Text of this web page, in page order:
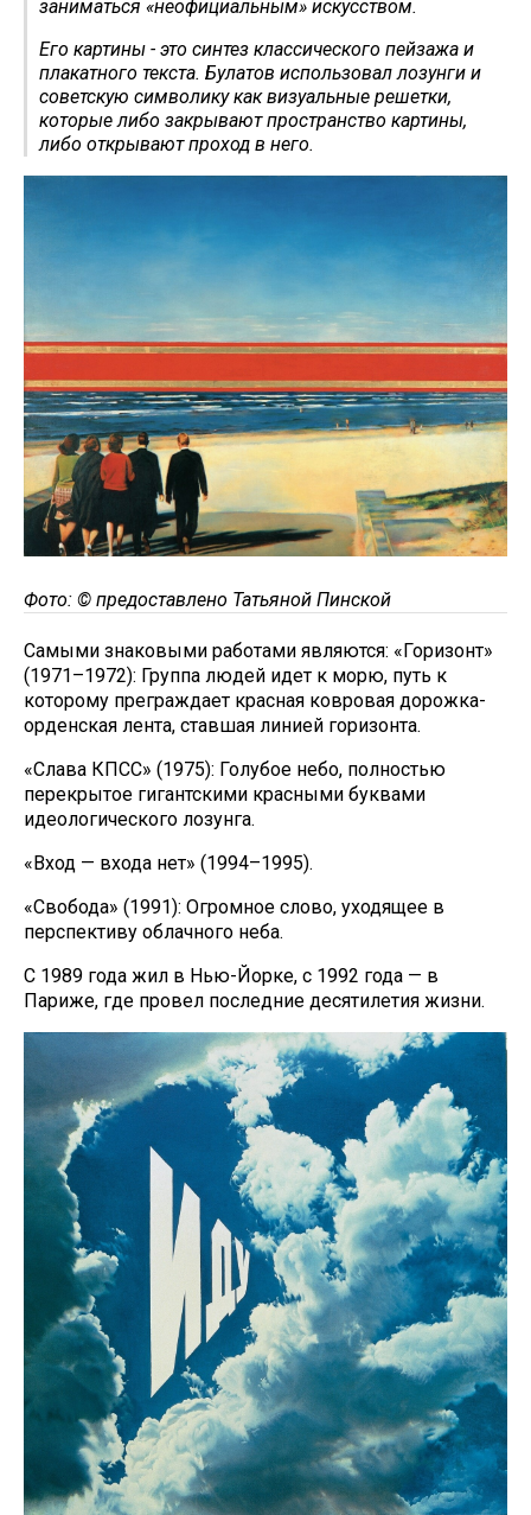
заниматься «неофициальным» искусством.
Его картины - это синтез классического пейзажа и
плакатного текста. Булатов использовал лозунги и
советскую символику как визуальные решетки,
которые либо закрывают пространство картины,
либо открывают проход в него.
Фото: © предоставлено Татьяной Пинской
Самыми знаковыми работами являются: «Горизонт»
(1971–1972): Группа людей идет к морю, путь к
которому преграждает красная ковровая дорожка-
орденская лента, ставшая линией горизонта.
«Слава КПСС» (1975): Голубое небо, полностью
перекрытое гигантскими красными буквами
идеологического лозунга.
«Вход — входа нет» (1994–1995).
«Свобода» (1991): Огромное слово, уходящее в
перспективу облачного неба.
С 1989 года жил в Нью-Йорке, с 1992 года — в
Париже, где провел последние десятилетия жизни.